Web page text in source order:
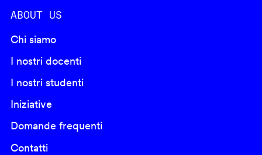
ABOUT US
Chi siamo
I nostri docenti
I nostri studenti
Iniziative
Domande frequenti
Contatti